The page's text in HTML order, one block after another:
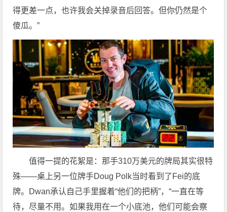
得更差一点，也许我会关掉录音后回答。但你仍然是个
傻瓜。”
值得一提的花絮是：那手310万美元的牌局其实很特
殊——桌上另一位牌手Doug Polk当时看到了Fei的底
牌。Dwan承认自己手里握着“他们的把柄”，“一直在等
待，尽量不用。如果我用在一个小底池，他们可能会察